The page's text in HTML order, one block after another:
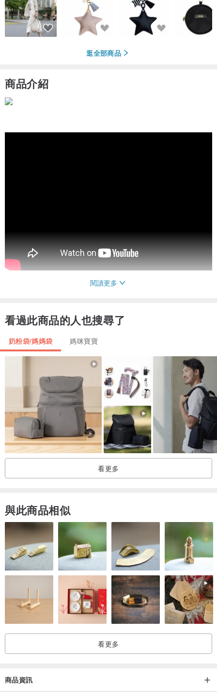
逛全部商品
商品介紹
產地/製造方式
閱讀更多
看過此商品的人也搜尋了
奶粉袋/媽媽袋 媽咪寶寶
看更多
與此商品相似
看更多
商品資訊